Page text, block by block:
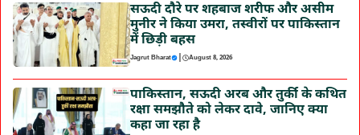
सऊदी दौरे पर शहबाज शरीफ और असीम
मुनीर ने किया उमरा, तस्वीरों पर पाकिस्तान
में छिड़ी बहस
Jagrut Bharat | August 8, 2026
पाकिस्तान, सऊदी अरब और तुर्की के कथित
रक्षा समझौते को लेकर दावे, जानिए क्या
कहा जा रहा है